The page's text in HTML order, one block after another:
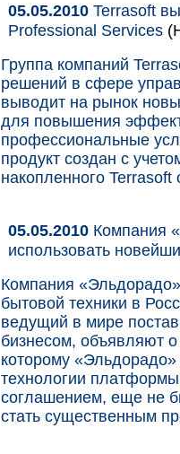
05.05.2010 Terrasoft
Professional Services
Группа компаний
решений в сфере
выводит на рынок
для повышения
профессиональные
продукт создан с
накопленного
05.05.2010 Компания
использовать
Компания
бытовой техники в
ведущий в мире
бизнесом, объявляют
которому
технологии
соглашением, еще не
стать существенным